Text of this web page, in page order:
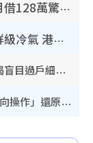
銀行高層戀上水療女技師！兩個月借128萬驚覺「沉船」沉落火海 揭背後疑似邪教操控賣淫
內地客歎港人唔識老！揭港鐵保鮮級冷氣 港人求放過：咪投訴
牙線棒亂用隨時越清越污糟！牙醫驚揭盲目過戶細菌恐致蛀牙：呢種先係日常真保養
WhatsApp預設貼圖點刪？揭1招「反向操作」還原簡潔介面 附3步實測教學